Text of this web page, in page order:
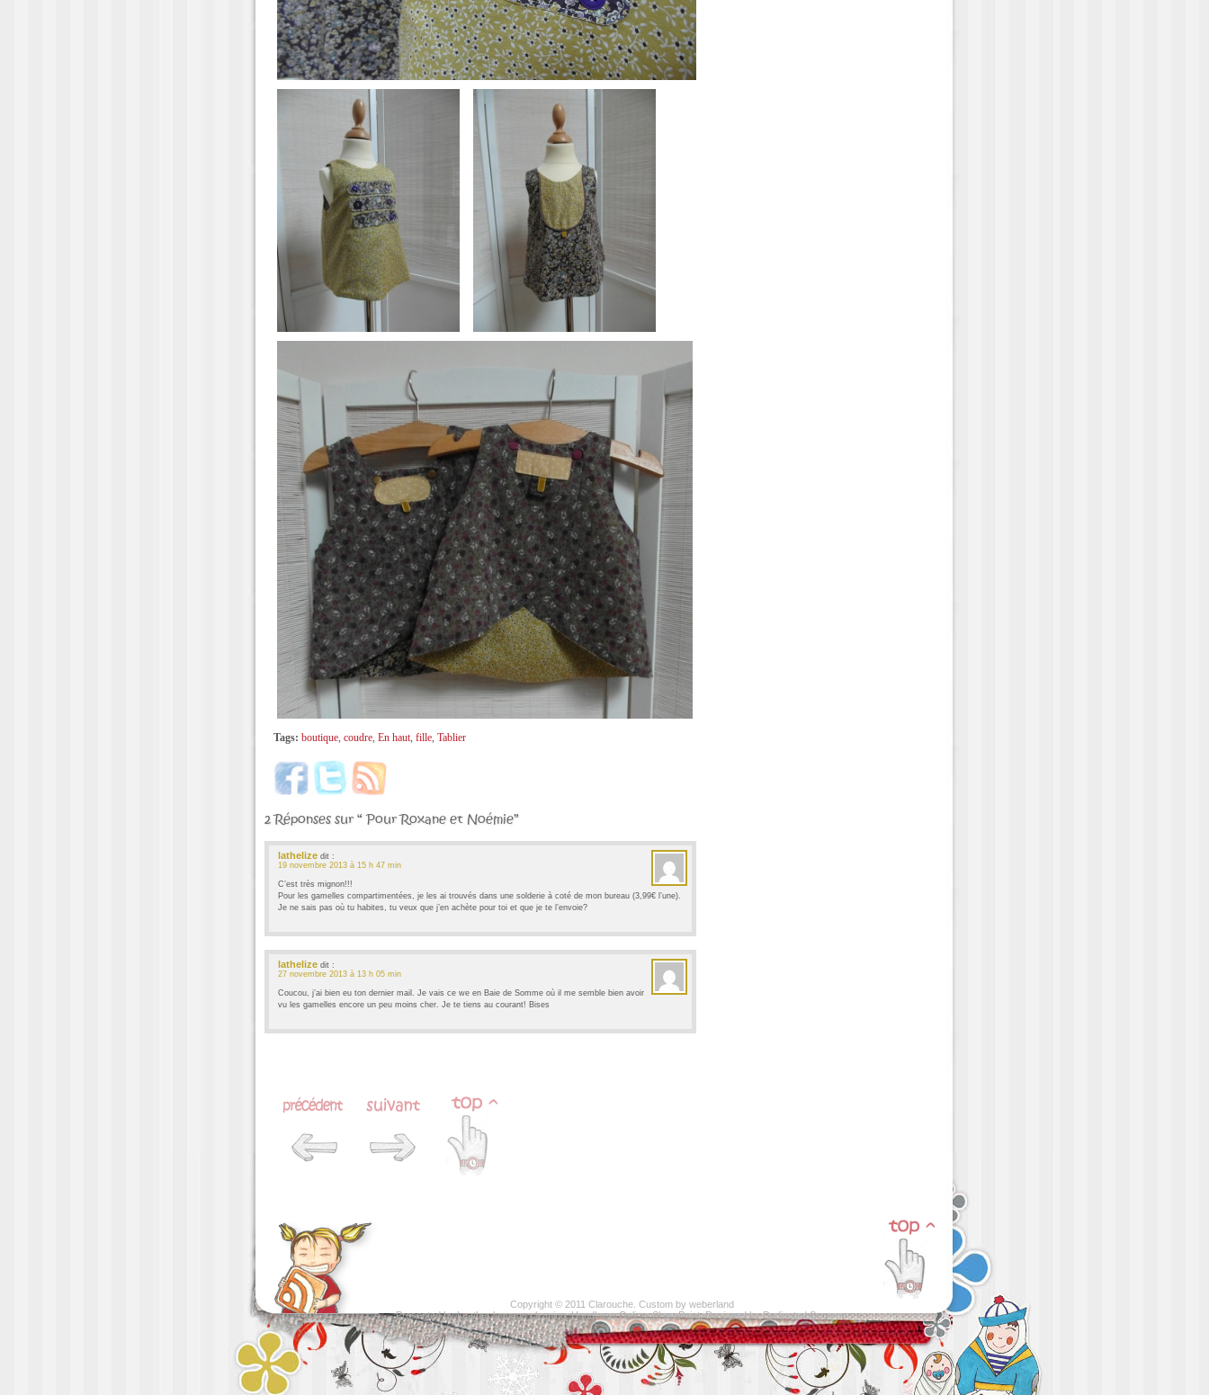
Tags: boutique, coudre, En haut, fille, Tablier
2 Réponses sur “ Pour Roxane et Noémie”
lathelize dit :
19 novembre 2013 à 15 h 47 min
C’est très mignon!!!
Pour les gamelles compartimentées, je les ai trouvés dans une solderie à coté de mon bureau (3,99€ l’une).
Je ne sais pas où tu habites, tu veux que j’en achète pour toi et que je te l’envoie?
lathelize dit :
27 novembre 2013 à 13 h 05 min
Coucou, j’ai bien eu ton dernier mail. Je vais ce we en Baie de Somme où il me semble bien avoir
vu les gamelles encore un peu moins cher. Je te tiens au courant! Bises
Copyright © 2011 Clarouche. Custom by weberland
Presented byLeather luggage cleaning,Handbags Online,SharePoint, Designed byDedicated Servers.